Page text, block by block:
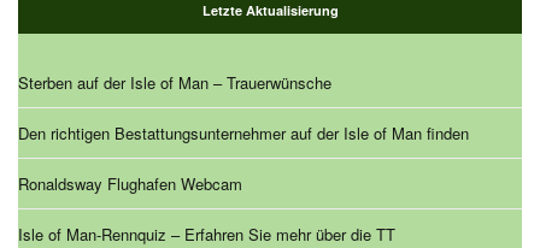
Letzte Aktualisierung
Sterben auf der Isle of Man – Trauerwünsche
Den richtigen Bestattungsunternehmer auf der Isle of Man finden
Ronaldsway Flughafen Webcam
Isle of Man-Rennquiz – Erfahren Sie mehr über die TT